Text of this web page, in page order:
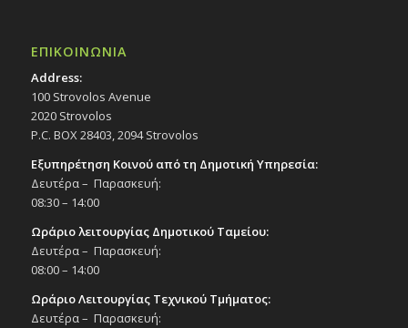
ΕΠΙΚΟΙΝΩΝΙΑ
Address:
100 Strovolos Avenue
2020 Strovolos
P.C. BOX 28403, 2094 Strovolos
Εξυπηρέτηση Κοινού από τη Δημοτική Υπηρεσία:
Δευτέρα – Παρασκευή:
08:30 – 14:00
Ωράριο λειτουργίας Δημοτικού Ταμείου:
Δευτέρα – Παρασκευή:
08:00 – 14:00
Ωράριο Λειτουργίας Τεχνικού Τμήματος:
Δευτέρα – Παρασκευή: